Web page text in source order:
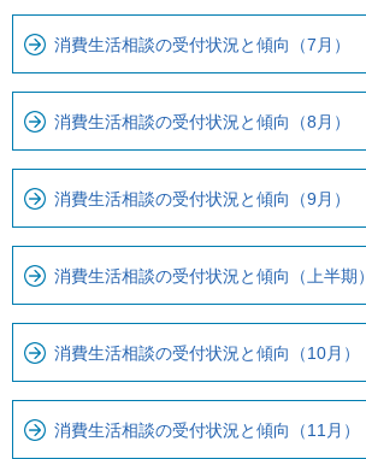
で
す
消費生活相談の受付状況と傾向（7月）
消費生活相談の受付状況と傾向（8月）
消費生活相談の受付状況と傾向（9月）
消費生活相談の受付状況と傾向（上半期）
消費生活相談の受付状況と傾向（10月）
消費生活相談の受付状況と傾向（11月）